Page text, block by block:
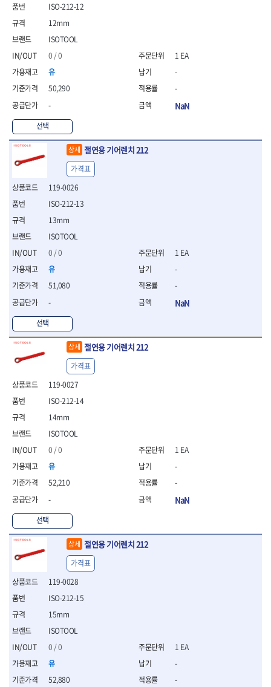
- 날교환드라이버세트
- 드라이버핸들
- 비트홀다드라이버
- 비트홀다드라이버세트
- 드라이버블레이드
- 별비트
- 육각비트
- 검전드라이버
- 육각T렌치
- 전동비트홀다
- 드라이버비트세트
- 옵셋드라이버
- 스크래퍼드라이버
- 정밀드라이버
- 기어렌치
- 육각복스드라이버
- 툴첵플러스
- 조절식렌치
- 볼트세터
- 레이저팁 드라이버
- 라쳇렌치
- 임팩엑스트라롱소켓
- 파워렌치
- 드릴척아답타
- 조인트플러그소켓
- 옵셋렌치
- 소켓홀더
- 클라이밍비트
- 토크아답타
- 비트소켓세트
- 일자비트
- 임팩별비트
- 임팩일자비트
- 임팩포지비트
- 임팩십자비트
- 십자비트
- 임팩별비트소켓
- 임팩XZN비트소켓
- 일자비트소켓
- XZN비트
- 임팩XZN비트
- 사각비트
- 토크드라이버
- 포지비트소켓
- 에어앵글그라인더
- 에어원형샌더
- 에어펀치
- 운반가방
- 습식그라인더
- 건식그라인더
- 기타 악세사리
- 루터, 루터테이블
이젠
일레드
츠노다(TTC)
협성
ISOTOOL
0 / 0
유
50,290
-
선택
ISO-212-12
12mm
1 EA
-
-
NaN
상세 절연용 기어렌치 212
119-0026
ISOTOOL
0 / 0
유
51,080
-
선택
ISO-212-13
13mm
가격표
1 EA
-
-
NaN
상세 절연용 기어렌치 212
119-0027
ISOTOOL
0 / 0
유
52,210
-
선택
ISO-212-14
14mm
가격표
1 EA
-
-
NaN
상세 절연용 기어렌치 212
119-0028
ISOTOOL
0 / 0
유
52,880
ISO-212-15
15mm
가격표
1 EA
-
-